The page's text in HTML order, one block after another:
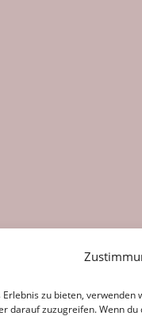
zu bieten,
darauf zuzugreifen. Wenn